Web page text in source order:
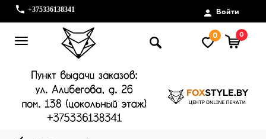
+375336138341 Войти
0 0